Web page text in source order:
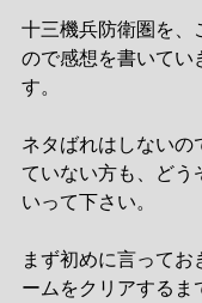
十三機兵防衛圏を、
ので感想を書いてい
す。
ネタばれはしないの
ていない方も、どう
いって下さい。
まず初めに言って
ームをクリアするま